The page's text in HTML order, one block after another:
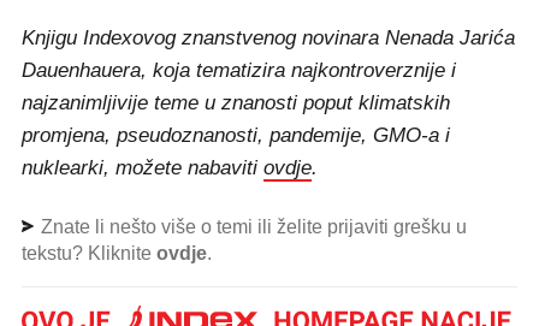
Knjigu Indexovog znanstvenog novinara Nenada Jarića
Dauenhauera, koja tematizira najkontroverznije i
najzanimljivije teme u znanosti poput klimatskih
promjena, pseudoznanosti, pandemije, GMO-a i
nuklearki, možete nabaviti ovdje.
Znate li nešto više o temi ili želite prijaviti grešku u
tekstu? Kliknite ovdje.